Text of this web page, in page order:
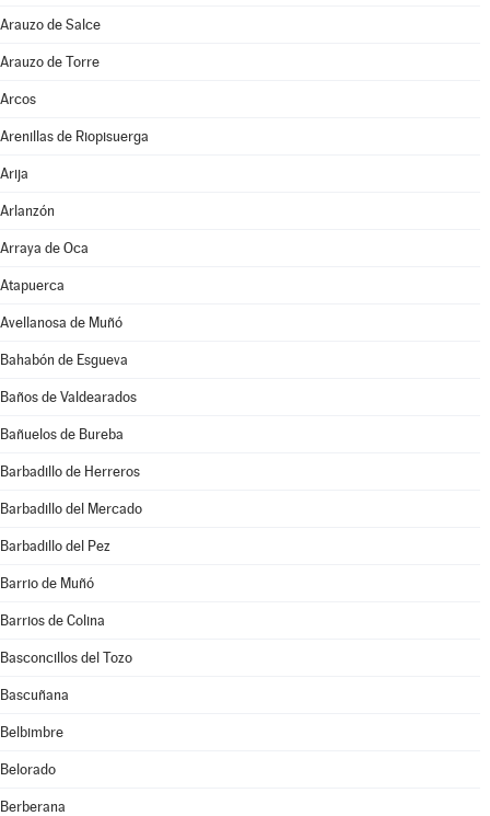
Arauzo de Salce
Arauzo de Torre
Arcos
Arenillas de Riopisuerga
Arija
Arlanzón
Arraya de Oca
Atapuerca
Avellanosa de Muñó
Bahabón de Esgueva
Baños de Valdearados
Bañuelos de Bureba
Barbadillo de Herreros
Barbadillo del Mercado
Barbadillo del Pez
Barrio de Muñó
Barrios de Colina
Basconcillos del Tozo
Bascuñana
Belbimbre
Belorado
Berberana